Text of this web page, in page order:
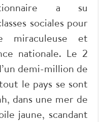
a su
sociales pour
miraculeuse et
nationale. Le 2
demi-million de
le pays se sont
dans une mer de
jaune, scandant